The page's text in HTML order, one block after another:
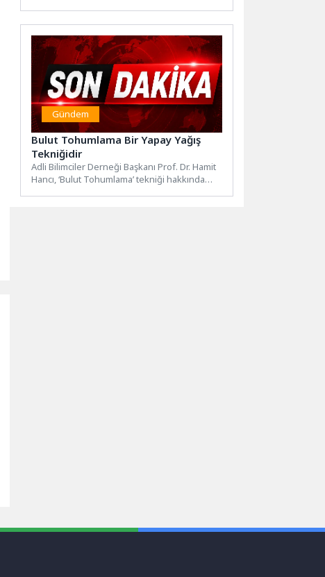
Gündem
Bulut Tohumlama Bir Yapay Yağış
Tekniğidir
Adli Bilimciler Derneği Başkanı Prof. Dr. Hamit
Hancı, ‘Bulut Tohumlama’ tekniği hakkında